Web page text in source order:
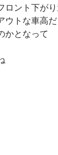
ロント下が
ウトな車高
かとなって